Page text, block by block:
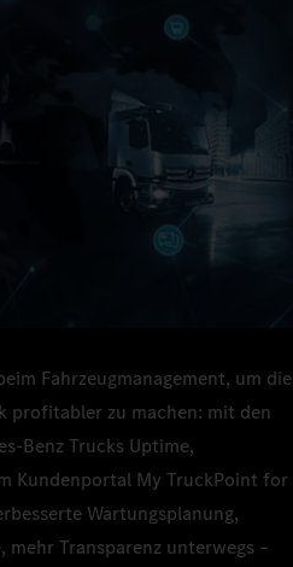
Fahrzeugmanagement, um die
profitabler zu machen: mit den
Trucks Uptime,
Kundenportal My TruckPoint for
Wartungsplanung,
Transparenz unterwegs –